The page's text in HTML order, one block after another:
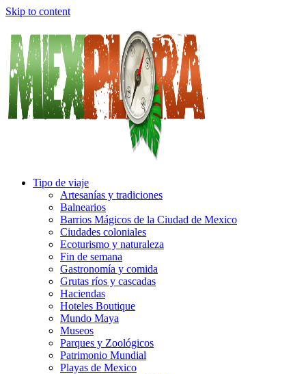
Skip to content
Tipo de viaje
Artesanías y tradiciones
Balnearios
Barrios Mágicos de la Ciudad de Mexico
Ciudades coloniales
Ecoturismo y naturaleza
Fin de semana
Gastronomía y comida
Grutas ríos y cascadas
Haciendas
Hoteles Boutique
Mundo Maya
Museos
Parques y Zoológicos
Patrimonio Mundial
Playas de Mexico